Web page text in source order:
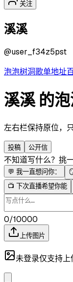
关注
溪溪
@user_f34z5pst
泡泡树洞歌单地址
溪溪 的
左右栏保持原位，
投稿 公开信
不知道写什么？挑
💬 我一直想问你：
📺 下次直播希望你能
0/10000
上传图片
未登录仅支持上